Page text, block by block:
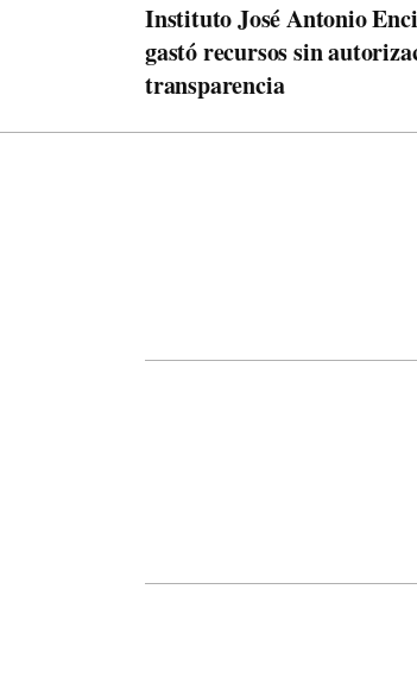
Instituto José Antonio
gastó recursos sin
transparencia